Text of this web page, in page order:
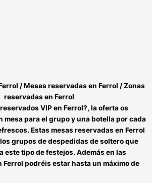
/ Mesas reservadas en Ferrol / Zonas
reservadas en Ferrol
reservados VIP en Ferrol?, la oferta os
mesa para el grupo y una botella por cada
Estasmesas reservadas en Ferrol
grupos de despedidas de soltero que
este tipo de festejos. Además en las
Ferrol podréis estar hasta un máximo de